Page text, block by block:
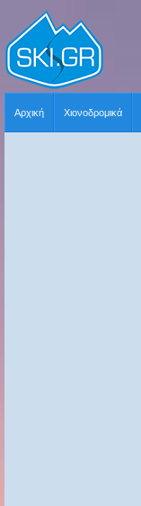
Αρχική Χιονοδρομικά